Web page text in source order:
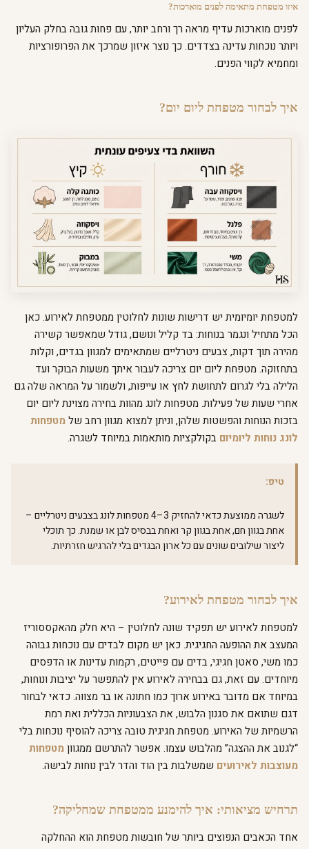
איזו מטפחת מתאימה לפנים מוארכות?
לפנים מוארכות עדיף מראה רך ורחב יותר, עם פחות גובה בחלק העליון
ויותר נוכחות עדינה בצדדים. כך נוצר איזון שמרכך את הפרופורציות
ומחמיא לקווי הפנים.
איך לבחור מטפחת ליום יום?
למטפחת יומיומית יש דרישות שונות לחלוטין ממטפחת לאירוע. כאן
הכל מתחיל ונגמר בנוחות: בד קליל ונושם, גודל שמאפשר קשירה
מהירה תוך דקות, צבעים ניטרליים שמתאימים למגוון בגדים, וקלות
בתחזוקה. מטפחת ליום יום צריכה לעבור איתך משעות הבוקר ועד
הלילה בלי לגרום לתחושת לחץ או עייפות, ולשמור על המראה שלה גם
אחרי שעות של פעילות. מטפחות לונג מהוות בחירה מצוינת ליום יום
בזכות הנוחות והפשטות שלהן, וניתן למצוא מגוון רחב שלמטפחות
לונג נוחות ליומיום בקולקציות מותאמות במיוחד לשגרה.
טיפ:
לשגרה ממוצעת כדאי להחזיק 3–4 מטפחות לונג בצבעים ניטרליים –
אחת בגוון חם, אחת בגוון קר ואחת בבסיס לבן או שמנת. כך תוכלי
ליצור שילובים שונים עם כל ארון הבגדים בלי להרגיש חזרתיות.
איך לבחור מטפחת לאירוע?
למטפחת לאירוע יש תפקיד שונה לחלוטין – היא חלק מהאקססוריז
המעצב את ההופעה החגיגית. כאן יש מקום לבדים עם נוכחות גבוהה
כמו משי, סאטן חגיגי, בדים עם פייטים, רקמות עדינות או הדפסים
מיוחדים. עם זאת, גם בבחירה לאירוע אין להתפשר על יציבות ונוחות,
במיוחד אם מדובר באירוע ארוך כמו חתונה או בר מצווה. כדאי לבחור
דגם שתואם את סגנון הלבוש, את הצבעוניות הכללית ואת רמת
הרשמיות של האירוע. מטפחת חגיגית טובה צריכה להוסיף נוכחות בלי
“לגנוב את ההצגה” מהלבוש עצמו. אפשר להתרשם ממגווןמטפחות
מעוצבות לאירועים שמשלבות בין הוד והדר לבין נוחות לבישה.
תרחיש מציאותי: איך להימנע ממטפחת שמחליקה?
אחד הכאבים הנפוצים ביותר של חובשות מטפחת הוא ההחלקה